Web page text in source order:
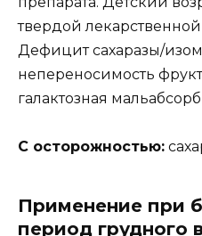
твердой
Дефицит сахаразы/
непереносимость
галактозная
С осторожностью:
Применение при
период грудного